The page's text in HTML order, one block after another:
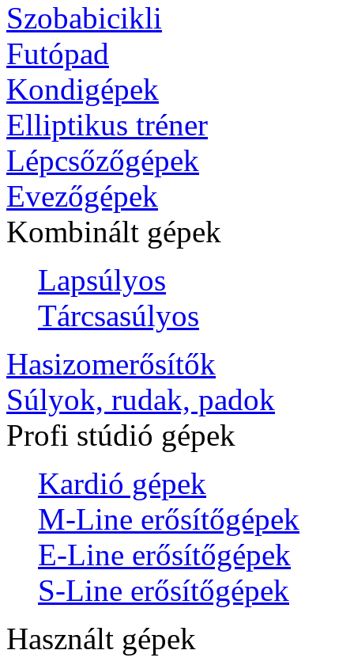
Szobabicikli
Futópad
Kondigépek
Elliptikus tréner
Lépcsőzőgépek
Evezőgépek
Kombinált gépek
Lapsúlyos
Tárcsasúlyos
Hasizomerősítők
Súlyok, rudak, padok
Profi stúdió gépek
Kardió gépek
M-Line erősítőgépek
E-Line erősítőgépek
S-Line erősítőgépek
Használt gépek